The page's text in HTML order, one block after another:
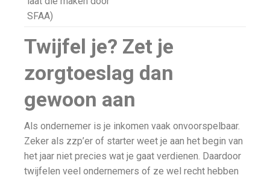
SFAA)
Twijfel je? Zet je
zorgtoeslag dan
gewoon aan
Als ondernemer is je inkomen vaak onvoorspelbaar.
Zeker als zzp’er of starter weet je aan het begin van
het jaar niet precies wat je gaat verdienen. Daardoor
twijfelen veel ondernemers of ze wel recht hebben